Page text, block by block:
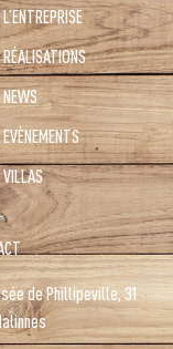
L’ENTREPRISE
RÉALISATIONS
NEWS
EVÈNEMENTS
VILLAS
de Phillipeville, 31